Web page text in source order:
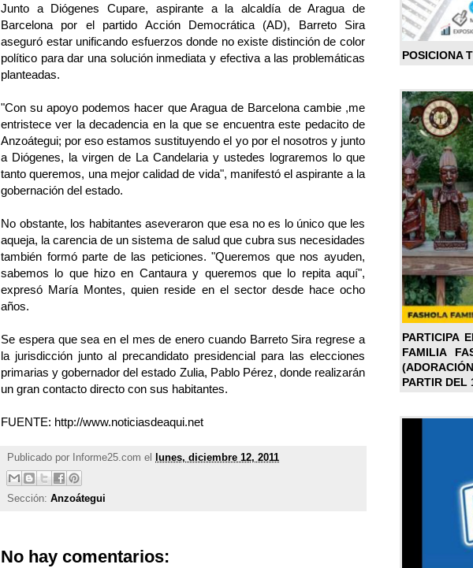
Junto a Diógenes Cupare, aspirante a la alcaldía de Aragua de
Barcelona por el partido Acción Democrática (AD), Barreto Sira
aseguró estar unificando esfuerzos donde no existe distinción de color
político para dar una solución inmediata y efectiva a las problemáticas
planteadas.
"Con su apoyo podemos hacer que Aragua de Barcelona cambie ,me
entristece ver la decadencia en la que se encuentra este pedacito de
Anzoátegui; por eso estamos sustituyendo el yo por el nosotros y junto
a Diógenes, la virgen de La Candelaria y ustedes lograremos lo que
tanto queremos, una mejor calidad de vida", manifestó el aspirante a la
gobernación del estado.
No obstante, los habitantes aseveraron que esa no es lo único que les
aqueja, la carencia de un sistema de salud que cubra sus necesidades
también formó parte de las peticiones. "Queremos que nos ayuden,
sabemos lo que hizo en Cantaura y queremos que lo repita aquí",
expresó María Montes, quien reside en el sector desde hace ocho
años.
Se espera que sea en el mes de enero cuando Barreto Sira regrese a
la jurisdicción junto al precandidato presidencial para las elecciones
primarias y gobernador del estado Zulia, Pablo Pérez, donde realizarán
un gran contacto directo con sus habitantes.
FUENTE: http://www.noticiasdeaqui.net
Publicado por Informe25.com el lunes, diciembre 12, 2011
Sección: Anzoátegui
No hay comentarios:
POSICIONA
PARTICIPA
FAMILIA
PARTIR DEL